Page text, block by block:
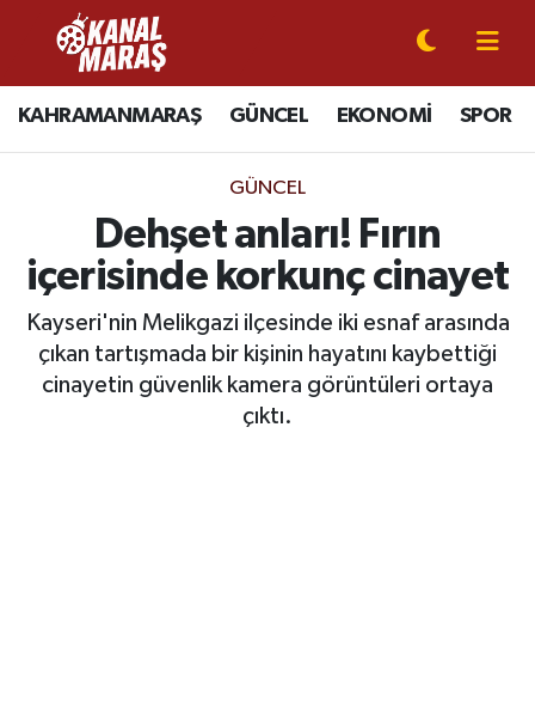
KAHRAMANMARAŞ GÜNCEL EKONOMİ SPOR
GÜNCEL
Dehşet anları! Fırın
içerisinde korkunç cinayet
Kayseri'nin Melikgazi ilçesinde iki esnaf arasında
çıkan tartışmada bir kişinin hayatını kaybettiği
cinayetin güvenlik kamera görüntüleri ortaya
çıktı.
CANLI YAYIN
KAHRAMANMARAŞ
SPOR
SİYASET
EKONOMİ
Kahramanmaraş Nöbetçi Eczaneler
Kahramanmaraş Hava Durumu
Kahramanmaraş Trafik Yoğunluk Haritası
Süper Lig Puan Durumu ve Fikstür
Tüm Manşetler